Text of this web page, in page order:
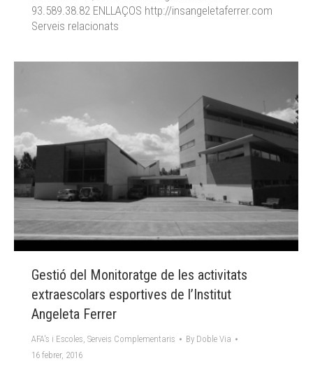
93.589.38.82 ENLLAÇOS http://insangeletaferrer.com
Serveis relacionats
Gestió del Monitoratge de les activitats
extraescolars esportives de l’Institut
Angeleta Ferrer
AFA's i Escoles, Serveis Complementaris By Doble Via
16 febrer, 2016